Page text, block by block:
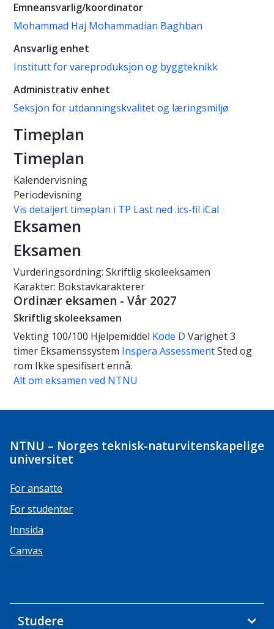
Emneansvarlig/koordinator
Mohammad Haj Mohammadian Baghban
Ansvarlig enhet
Institutt for vareproduksjon og byggteknikk
Administrativ enhet
Seksjon for utdanningskvalitet og læringsmiljø
Timeplan
Timeplan
Kalendervisning
Periodevisning
Vis detaljert timeplan i TP Last ned .ics-fil iCal
Eksamen
Eksamen
Vurderingsordning: Skriftlig skoleeksamen
Karakter: Bokstavkarakterer
Ordinær eksamen - Vår 2027
Skriftlig skoleeksamen
Vekting 100/100 Hjelpemiddel Kode D Varighet3
timer Eksamenssystem Inspera AssessmentSted og
rom Ikke spesifisert ennå.
Alt om eksamen ved NTNU
NTNU – Norges teknisk-naturvitenskapelige
universitet
For ansatte
For studenter
Innsida
Canvas
Studere